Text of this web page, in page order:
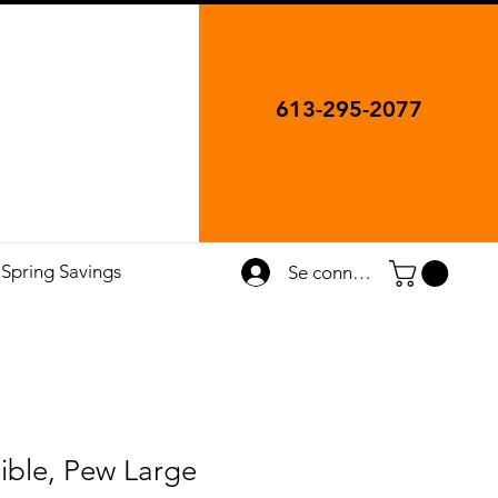
613-295-2077
Spring Savings Se connecter
Pew Large